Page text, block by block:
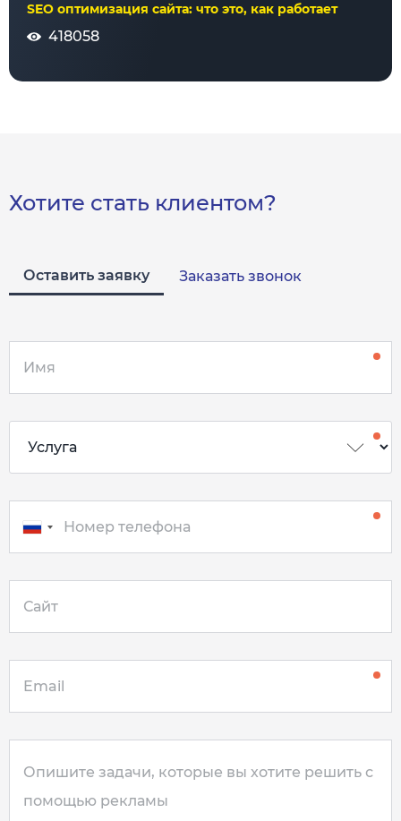
SEO оптимизация сайта: что это, как работает
418058
Хотите стать клиентом?
Оставить заявку Заказать звонок